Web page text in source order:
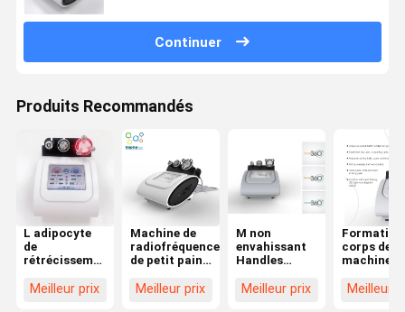
Continuer
Produits Recommandés
L adipocyte
de
rétrécissement
de
Meilleur prix
Machine de
radiofréquence
de petit pain
360 degrés
Meilleur prix
M non
envahissant
Handles
Body rf
Meilleur prix
Formation
corps de
machine
de petit
Meilleur